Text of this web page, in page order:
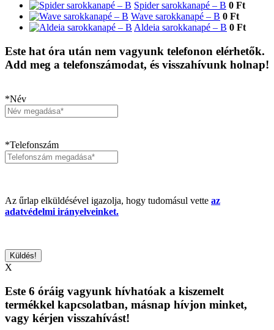
Spider sarokkanapé – B 0 Ft
Wave sarokkanapé – B 0 Ft
Aldeia sarokkanapé – B 0 Ft
Este hat óra után nem vagyunk telefonon elérhetők.
Add meg a telefonszámodat, és visszahívunk holnap!
*Név
*Telefonszám
Az űrlap elküldésével igazolja, hogy tudomásul vette az
adatvédelmi irányelveinket.
X
Este 6 óráig vagyunk hívhatóak a kiszemelt
termékkel kapcsolatban, másnap hívjon minket,
vagy kérjen visszahívást!